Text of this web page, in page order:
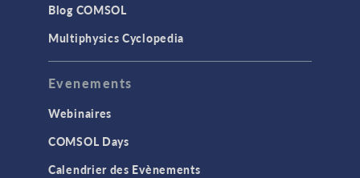
Blog COMSOL
Multiphysics Cyclopedia
Evenements
Webinaires
COMSOL Days
Calendrier des Evènements